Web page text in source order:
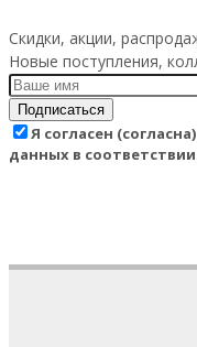
Скидки, акции,
Новые поступления,
Подписаться
Я согласен
данных в